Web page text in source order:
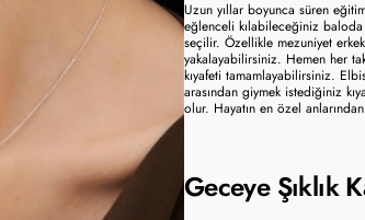
Uzun yıllar boyunca süren
eğlenceli kılabileceğiniz baloda
seçilir. Özellikle mezuniyet
yakalayabilirsiniz. Hemen her
kıyafeti tamamlayabilirsiniz.
arasından giymek istediğiniz
olur. Hayatın en özel
Geceye Şıklık